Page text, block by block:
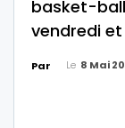
basket-
vendredi
Par Le 8 Mai